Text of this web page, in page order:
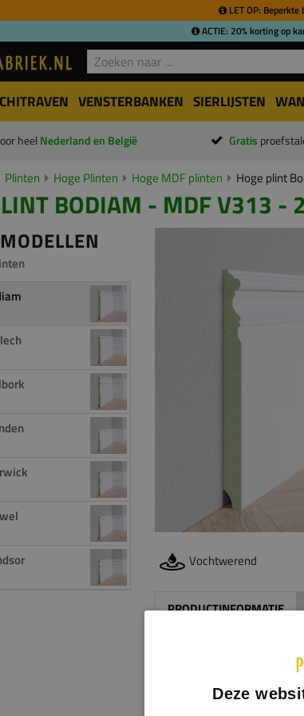
LET OP:
ACTIE: 20% korting op
VENSTERBANKEN SIERLIJSTEN
heel Nederland en België Gratis
Plinten Hoge Plinten Hoge MDF plinten Hoge plint
BODIAM - MDF V313 -
Vochtwerend
PRODUCTINFORMATIE
een indrukwekkende en
de royale hoogte vormt
uitstekend tot zijn recht
Deze